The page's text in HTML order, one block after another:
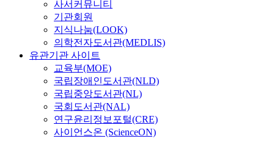
사서커뮤니티
기관회원
지식나눔(LOOK)
의학전자도서관(MEDLIS)
유관기관 사이트
교육부(MOE)
국립장애인도서관(NLD)
국립중앙도서관(NL)
국회도서관(NAL)
연구윤리정보포털(CRE)
사이언스온 (ScienceON)